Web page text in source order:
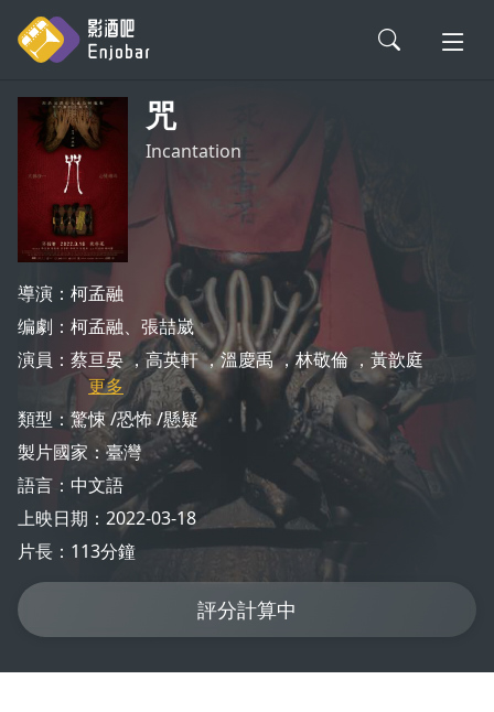
會員登入
電影評論
影劇解析
影劇軼事
新片情報
咒
Incantation
導演：柯孟融
编劇：柯孟融、張喆崴
演員： 蔡亘晏 高英軒 溫慶禹 林敬倫
黃歆庭
更多
類型： 驚悚 恐怖 懸疑
製片國家：臺灣
語言： 中文語
上映日期：2022-03-18
片長：113分鐘
評分計算中